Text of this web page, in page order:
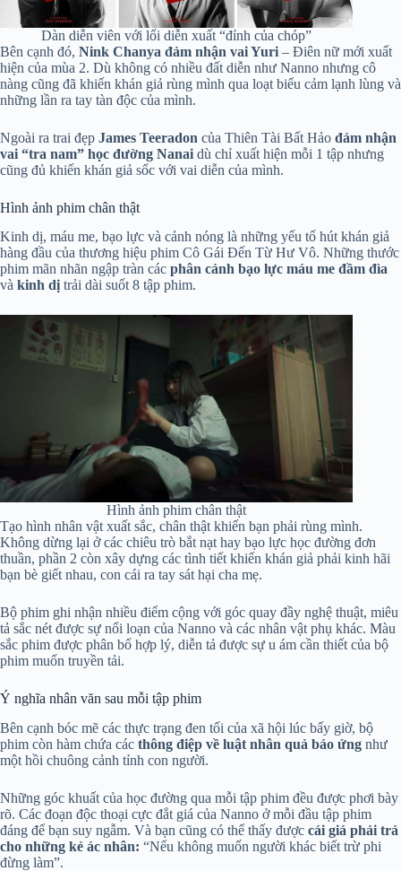
Dàn diễn viên với lối diễn xuất “đỉnh của chóp”
Bên cạnh đó, Nink Chanya đảm nhận vai Yuri – Điên nữ mới xuất
hiện của mùa 2. Dù không có nhiều đất diễn như Nanno nhưng cô
nàng cũng đã khiến khán giả rùng mình qua loạt biểu cảm lạnh lùng và
những lần ra tay tàn độc của mình.
Ngoài ra trai đẹp James Teeradon của Thiên Tài Bất Hảo đảm nhận
vai “tra nam” học đường Nanai dù chỉ xuất hiện mỗi 1 tập nhưng
cũng đủ khiến khán giả sốc với vai diễn của mình.
Hình ảnh phim chân thật
Kinh dị, máu me, bạo lực và cảnh nóng là những yếu tố hút khán giả
hàng đầu của thương hiệu phim Cô Gái Đến Từ Hư Vô. Những thước
phim mãn nhãn ngập tràn các phân cảnh bạo lực máu me đầm đìa
và kinh dị trải dài suốt 8 tập phim.
Hình ảnh phim chân thật
Tạo hình nhân vật xuất sắc, chân thật khiến bạn phải rùng mình.
Không dừng lại ở các chiêu trò bắt nạt hay bạo lực học đường đơn
thuần, phần 2 còn xây dựng các tình tiết khiến khán giả phải kinh hãi
bạn bè giết nhau, con cái ra tay sát hại cha mẹ.
Bộ phim ghi nhận nhiều điểm cộng với góc quay đầy nghệ thuật, miêu
tả sắc nét được sự nổi loạn của Nanno và các nhân vật phụ khác. Màu
sắc phim được phân bổ hợp lý, diễn tả được sự u ám cần thiết của bộ
phim muốn truyền tải.
Ý nghĩa nhân văn sau mỗi tập phim
Bên cạnh bóc mẽ các thực trạng đen tối của xã hội lúc bấy giờ, bộ
phim còn hàm chứa các thông điệp về luật nhân quả báo ứng như
một hồi chuông cảnh tỉnh con người.
Những góc khuất của học đường qua mỗi tập phim đều được phơi bày
rõ. Các đoạn độc thoại cực đắt giá của Nanno ở mỗi đầu tập phim
đáng để bạn suy ngẫm. Và bạn cũng có thể thấy được cái giá phải trả
cho những kẻ ác nhân: “Nếu không muốn người khác biết trừ phi
đừng làm”.